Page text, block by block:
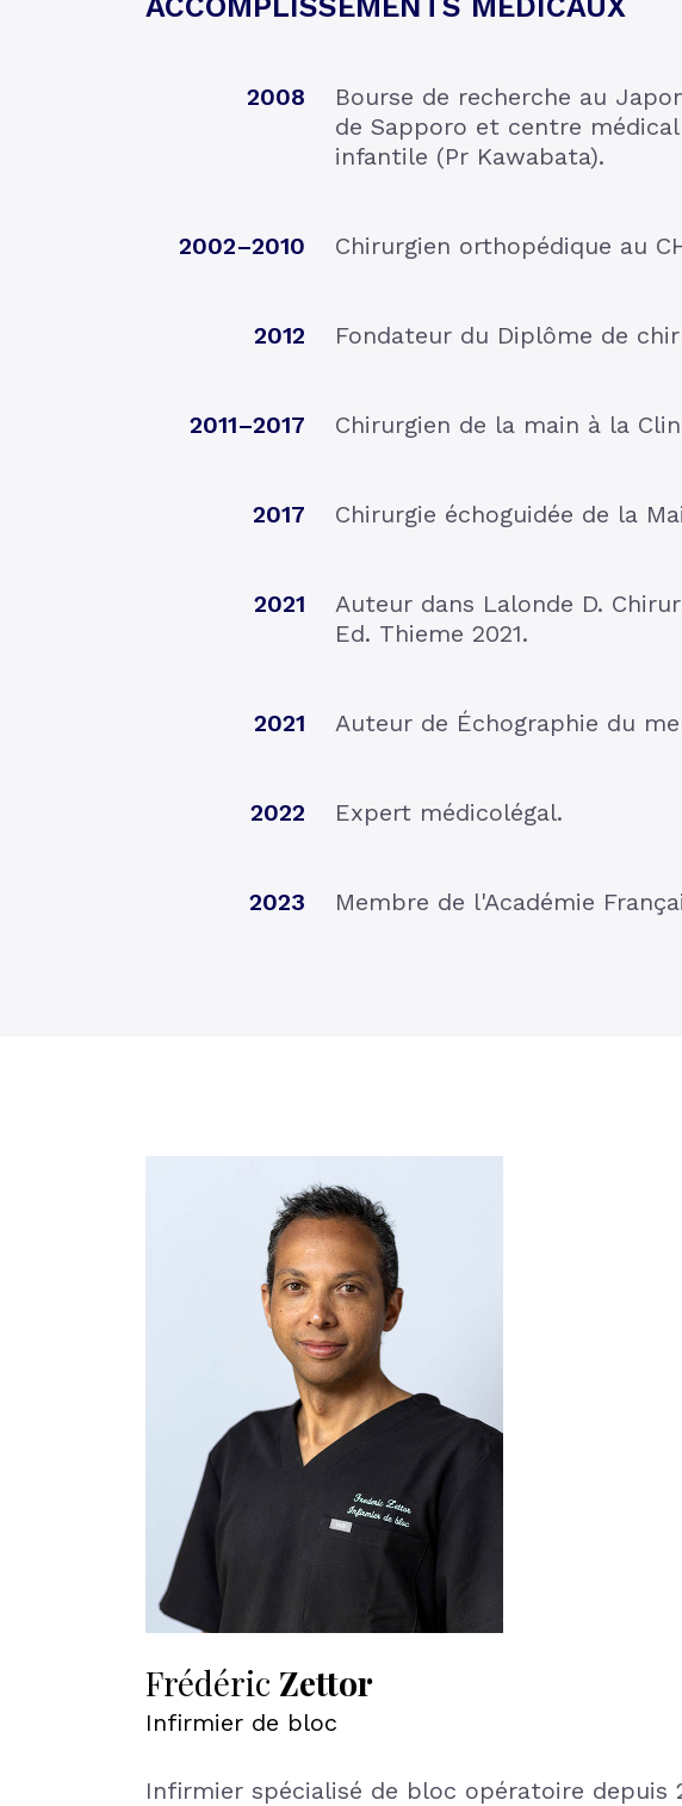
2008
Bourse de recherche au
de Sapporo et centre
infantile (Pr Kawabata).
2002–2010 Chirurgien orthopédique au
2012 Fondateur du Diplôme de
2011–2017 Chirurgien de la main à la
2017 Chirurgie échoguidée de la
2021
Auteur dans Lalonde D.
Ed. Thieme 2021.
2021 Auteur de Échographie du
2022 Expert médicolégal.
2023 Membre de l'Académie
Frédéric Zettor
Infirmier de bloc
Infirmier spécialisé de bloc opératoire depuis